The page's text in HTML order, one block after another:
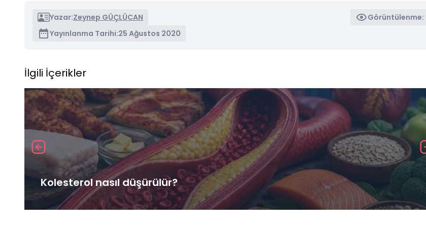
Yazar:Zeynep GÜÇLÜCAN
Görüntülenme:
Yayınlanma Tarihi:25 Ağustos 2020
İlgili İçerikler
Kolesterol nasıl düşürülür?